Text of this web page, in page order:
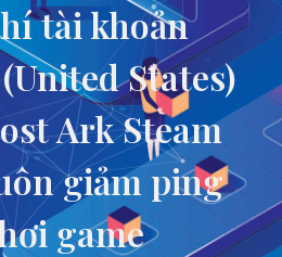
tài khoản
States)
Ark Steam
giảm ping
game